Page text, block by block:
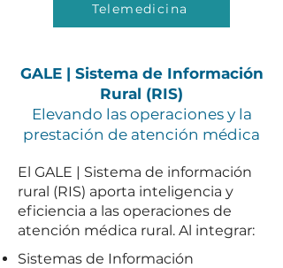
Telemedicina
GALE | Sistema de Información
Rural (RIS)
Elevando las operaciones y la
prestación de atención médica
El GALE | Sistema de información
rural (RIS) aporta inteligencia y
eficiencia a las operaciones de
atención médica rural. Al integrar:
Sistemas de Información